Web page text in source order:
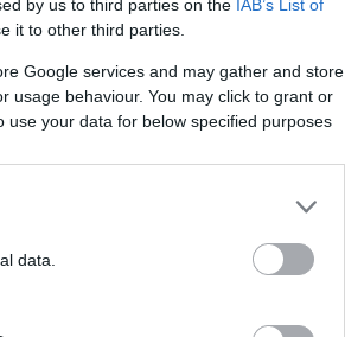
by us to third parties on the IAB’s List of
it to other third parties.
Google services and may gather and store
usage behaviour. You may click to grant or
your data for below specified purposes
data.